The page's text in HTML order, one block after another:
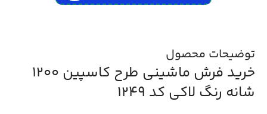
توضیحات محصول
خرید فرش ماشینی طرح کاسپین 1200
شانه رنگ لاکی کد 1249